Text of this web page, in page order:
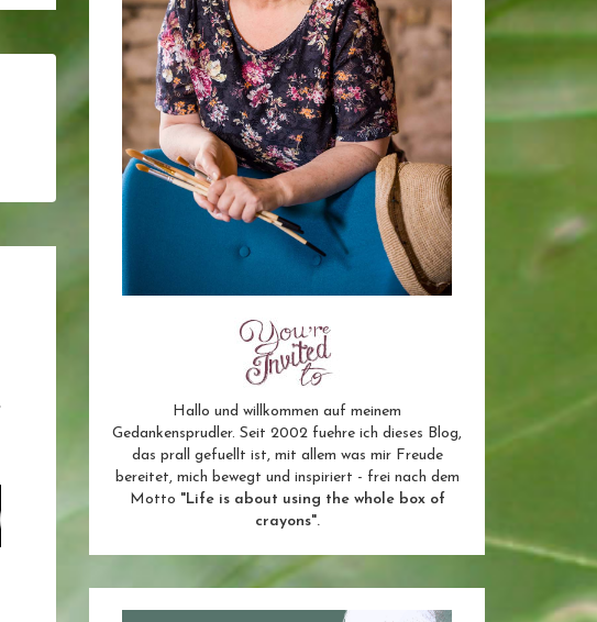
Hallo und willkommen auf meinem
Gedankensprudler. Seit 2002 fuehre ich dieses Blog,
das prall gefuellt ist, mit allem was mir Freude
bereitet, mich bewegt und inspiriert - frei nach dem
Motto "Life is about using the whole box of
crayons".